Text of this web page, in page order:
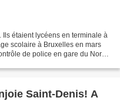
Ils étaient lycéens en terminale à
scolaire à Bruxelles en mars
de police en gare du Nord.
Saint-Denis! A